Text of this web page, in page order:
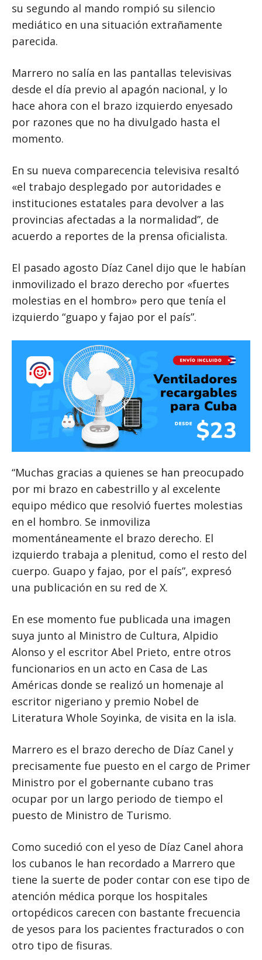
su segundo al mando rompió su silencio
mediático en una situación extrañamente
parecida.
Marrero no salía en las pantallas televisivas
desde el día previo al apagón nacional, y lo
hace ahora con el brazo izquierdo enyesado
por razones que no ha divulgado hasta el
momento.
En su nueva comparecencia televisiva resaltó
«el trabajo desplegado por autoridades e
instituciones estatales para devolver a las
provincias afectadas a la normalidad”, de
acuerdo a reportes de la prensa oficialista.
El pasado agosto Díaz Canel dijo que le habían
inmovilizado el brazo derecho por «fuertes
molestias en el hombro» pero que tenía el
izquierdo “guapo y fajao por el país”.
“Muchas gracias a quienes se han preocupado
por mi brazo en cabestrillo y al excelente
equipo médico que resolvió fuertes molestias
en el hombro. Se inmoviliza
momentáneamente el brazo derecho. El
izquierdo trabaja a plenitud, como el resto del
cuerpo. Guapo y fajao, por el país”, expresó
una publicación en su red de X.
En ese momento fue publicada una imagen
suya junto al Ministro de Cultura, Alpidio
Alonso y el escritor Abel Prieto, entre otros
funcionarios en un acto en Casa de Las
Américas donde se realizó un homenaje al
escritor nigeriano y premio Nobel de
Literatura Whole Soyinka, de visita en la isla.
Marrero es el brazo derecho de Díaz Canel y
precisamente fue puesto en el cargo de Primer
Ministro por el gobernante cubano tras
ocupar por un largo periodo de tiempo el
puesto de Ministro de Turismo.
Como sucedió con el yeso de Díaz Canel ahora
los cubanos le han recordado a Marrero que
tiene la suerte de poder contar con ese tipo de
atención médica porque los hospitales
ortopédicos carecen con bastante frecuencia
de yesos para los pacientes fracturados o con
otro tipo de fisuras.